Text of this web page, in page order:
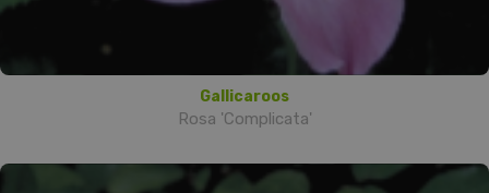
Gallicaroos
Rosa 'Complicata'